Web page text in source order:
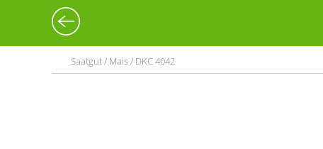
Saatgut / Mais / DKC 4042